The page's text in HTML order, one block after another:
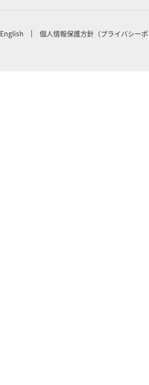
English 個人情報保護方針（プライバシーポ